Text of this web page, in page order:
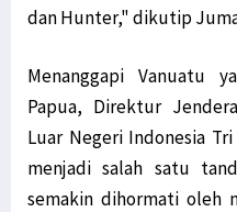
dan Hunter," dikutip
Menanggapi Vanuatu
Papua, Direktur
Luar Negeri Indonesia
menjadi salah satu
semakin dihormati oleh